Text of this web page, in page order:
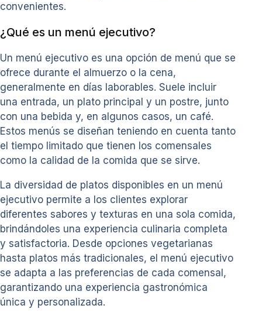
convenientes.
¿Qué es un menú ejecutivo?
Un menú ejecutivo es una opción de menú que se
ofrece durante el almuerzo o la cena,
generalmente en días laborables. Suele incluir
una entrada, un plato principal y un postre, junto
con una bebida y, en algunos casos, un café.
Estos menús se diseñan teniendo en cuenta tanto
el tiempo limitado que tienen los comensales
como la calidad de la comida que se sirve.
La diversidad de platos disponibles en un menú
ejecutivo permite a los clientes explorar
diferentes sabores y texturas en una sola comida,
brindándoles una experiencia culinaria completa
y satisfactoria. Desde opciones vegetarianas
hasta platos más tradicionales, el menú ejecutivo
se adapta a las preferencias de cada comensal,
garantizando una experiencia gastronómica
única y personalizada.